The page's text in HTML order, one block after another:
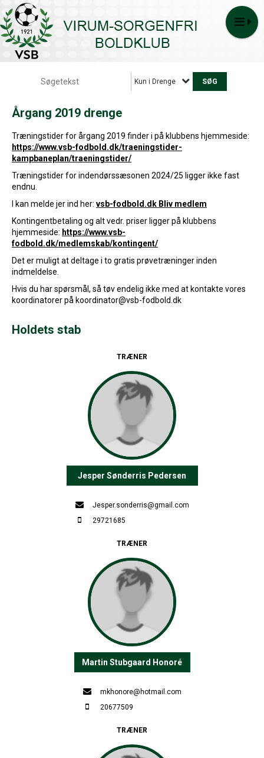
Kun i Drenge
Årgang 2019 drenge
Træningstider for årgang 2019 finder i på klubbens hjemmeside:
https://www.vsb-fodbold.dk/traeningstider-
kampbaneplan/traeningstider/
Træningstider for indendørssæsonen 2024/25 ligger ikke fast
endnu.
I kan melde jer ind her: vsb-fodbold.dk Bliv medlem
Kontingentbetaling og alt vedr. priser ligger på klubbens
hjemmeside: https://www.vsb-
fodbold.dk/medlemskab/kontingent/
Det er muligt at deltage i to gratis prøvetræninger inden
indmeldelse.
Hvis du har spørsmål, så tøv endelig ikke med at kontakte vores
koordinatorer på koordinator@vsb-fodbold.dk
Holdets stab
TRÆNER
Jesper Sønderris Pedersen
Jesper.sonderris@gmail.com
29721685
TRÆNER
Martin Stubgaard Honoré
mkhonore@hotmail.com
20677509
TRÆNER